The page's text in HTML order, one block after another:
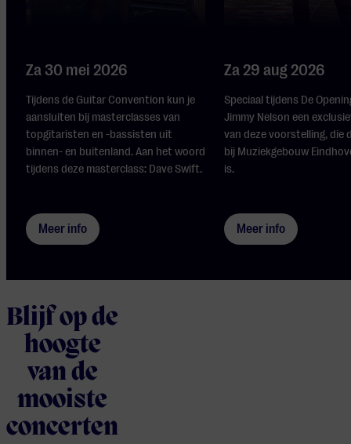
Za 30 mei 2026
Tijdens de Guitar Convention kun je
aansluiten bij masterclasses van
topgitaristen en -bassisten uit
binnen- en buitenland. Aan het woord
tijdens deze masterclass: Dave Swift.
Meer info
Za 29 aug 2026
Speciaal tijdens De
Jimmy Nelson een
van deze voorstelling, die
bij Muziekgebouw
is.
Meer info
Blijf op de
hoogte
van de
mooiste
concerten